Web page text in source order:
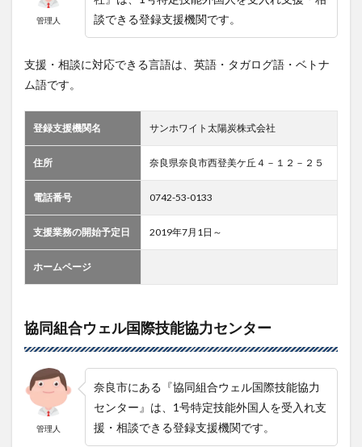
管理人
談できる登録支援機関です。
支援・相談に対応できる言語は、英語・タガログ語・ベトナ
ム語です。
登録支援機関名 サンホワイト太陽炭株式会社
住所 奈良県奈良市西登美ケ丘４－１２－２５
電話番号 0742-53-0133
支援業務の開始予定日 2019年7月1日～
ホームページ
協同組合ウェル国際技能協力センター
管理人
奈良市にある『協同組合ウェル国際技能協力
センター』は、1号特定技能外国人を受入れ支
援・相談できる登録支援機関です。